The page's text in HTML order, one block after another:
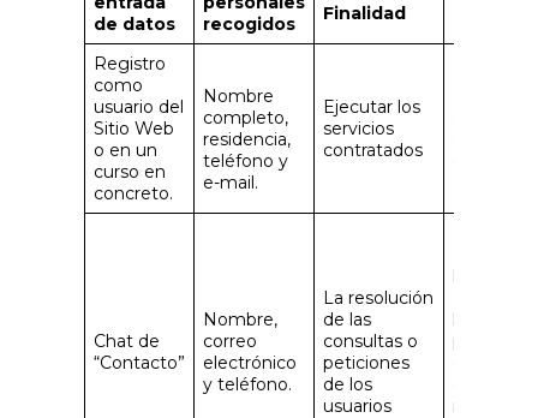
de datos
recogidos
Finalidad
Registro
como
usuario del
Sitio Web
o en un
curso en
concreto.
Nombre
completo,
residencia,
teléfono y
e-mail.
Ejecutar los
servicios
contratados
Chat de
“Contacto”
Nombre,
correo
electrónico
y teléfono.
La resolución
de las
consultas o
peticiones
de los
usuarios
legítimo
la
respuesta